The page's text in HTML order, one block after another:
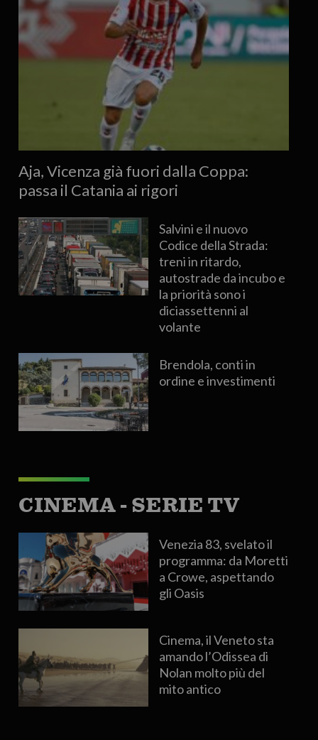
Aja, Vicenza già fuori dalla Coppa:
passa il Catania ai rigori
Salvini e il nuovo
Codice della Strada:
treni in ritardo,
autostrade da incubo e
la priorità sono i
diciassettenni al
volante
Brendola, conti in
ordine e investimenti
CINEMA - SERIE TV
Venezia 83, svelato il
programma: da Moretti
a Crowe, aspettando
gli Oasis
Cinema, il Veneto sta
amando l’Odissea di
Nolan molto più del
mito antico